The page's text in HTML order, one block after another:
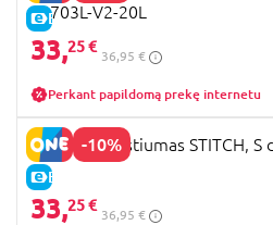
E-KAINA
94703L-V2-20L
33,25 €
36,95 €
Perkant papildomą prekę internetu
-10%
E-KAINA
DISGUISE kostiumas STITCH,
33,25 €
36,95 €